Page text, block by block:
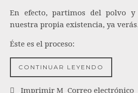
En efecto, partimos del polvo
nuestra propia existencia, ya
Éste es el proceso:
CONTINUAR LEYENDO
Imprimir Correo electrónico